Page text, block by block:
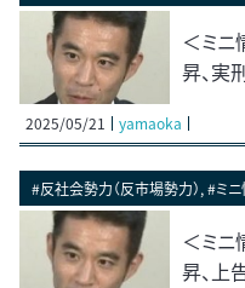
＜ミニ
昇、実
2025/05/21 yamaoka
#反社会勢力（反市場勢力）, #ミ
＜ミニ
昇、上